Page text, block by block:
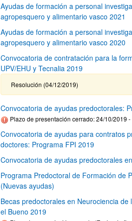
Ayudas de formación a personal
agropesquero y alimentario vasco 2021
Ayudas de formación a personal
agropesquero y alimentario vasco 2020
Convocatoria de contratación para la
UPV/EHU y Tecnalia 2019
Resolución (04/12/2019)
Convocatoria de ayudas predoctorales:
Plazo de presentación cerrado: 24/10/2019
Convocatoria de ayudas para contratos
doctores: Programa FPI 2019
Convocatoria de ayudas predoctorales
Programa Predoctoral de Formación de
(Nuevas ayudas)
Becas predoctorales en Neurociencia
el Bueno 2019